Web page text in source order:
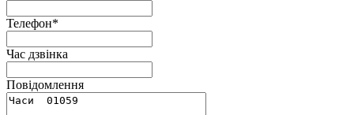
Телефон*
Час дзвінка
Повідомлення